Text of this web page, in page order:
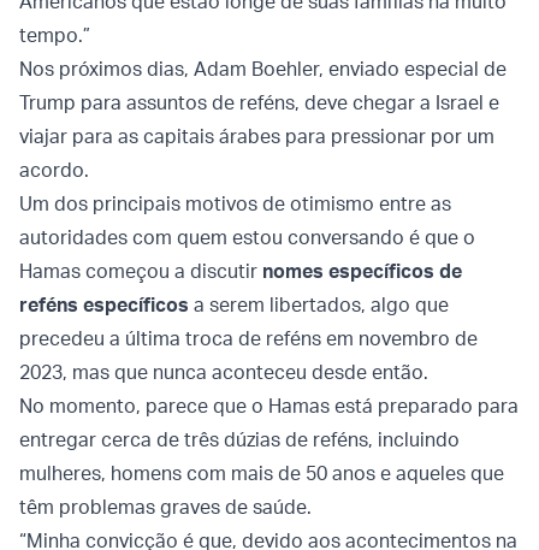
tempo.”
Nos próximos dias, Adam Boehler, enviado especial de
Trump para assuntos de reféns, deve chegar a Israel e
viajar para as capitais árabes para pressionar por um
acordo.
Um dos principais motivos de otimismo entre as
autoridades com quem estou conversando é que o
Hamas começou a discutir nomes específicos de
reféns específicos a serem libertados, algo que
precedeu a última troca de reféns em novembro de
2023, mas que nunca aconteceu desde então.
No momento, parece que o Hamas está preparado para
entregar cerca de três dúzias de reféns, incluindo
mulheres, homens com mais de 50 anos e aqueles que
têm problemas graves de saúde.
“Minha convicção é que, devido aos acontecimentos na